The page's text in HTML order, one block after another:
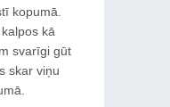
kopumā.
kā
svarīgi gūt
skar viņu